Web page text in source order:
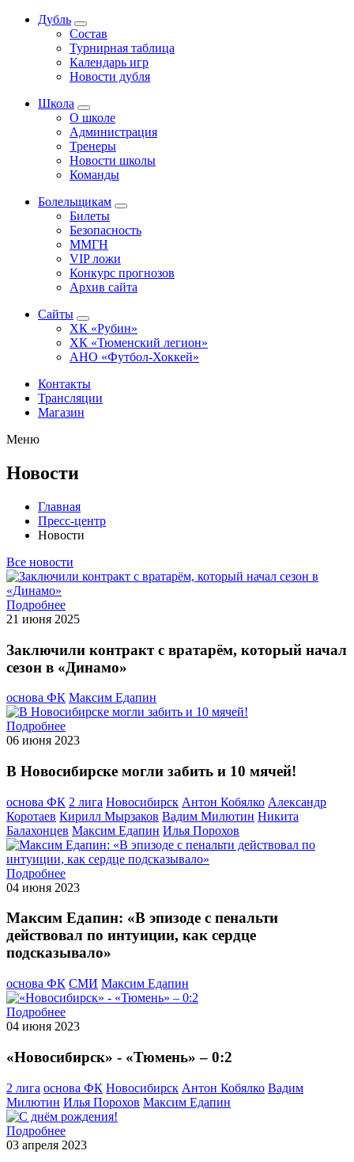
Дубль
Состав
Турнирная таблица
Календарь игр
Новости дубля
Школа
О школе
Администрация
Тренеры
Новости школы
Команды
Болельщикам
Билеты
Безопасность
ММГН
VIP ложи
Конкурс прогнозов
Архив сайта
Сайты
ХК «Рубин»
ХК «Тюменский легион»
АНО «Футбол-Хоккей»
Контакты
Трансляции
Магазин
Меню
Новости
Главная
Пресс-центр
Новости
Все новости
Подробнее
21 июня 2025
Заключили контракт с вратарём, который начал
сезон в «Динамо»
основа ФК Максим Едапин
Подробнее
06 июня 2023
В Новосибирске могли забить и 10 мячей!
основа ФК 2 лига Новосибирск Антон Кобялко Александр
Коротаев Кирилл Мырзаков Вадим Милютин Никита
Балахонцев Максим Едапин Илья Порохов
Подробнее
04 июня 2023
Максим Едапин: «В эпизоде с пенальти
действовал по интуиции, как сердце
подсказывало»
основа ФК СМИ Максим Едапин
Подробнее
04 июня 2023
«Новосибирск» - «Тюмень» – 0:2
2 лига основа ФК Новосибирск Антон Кобялко Вадим
Милютин Илья Порохов Максим Едапин
Подробнее
03 апреля 2023